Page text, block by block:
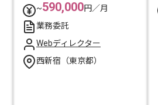
~590,000円／月
業務委託
Webディレクター
西新宿（東京都）